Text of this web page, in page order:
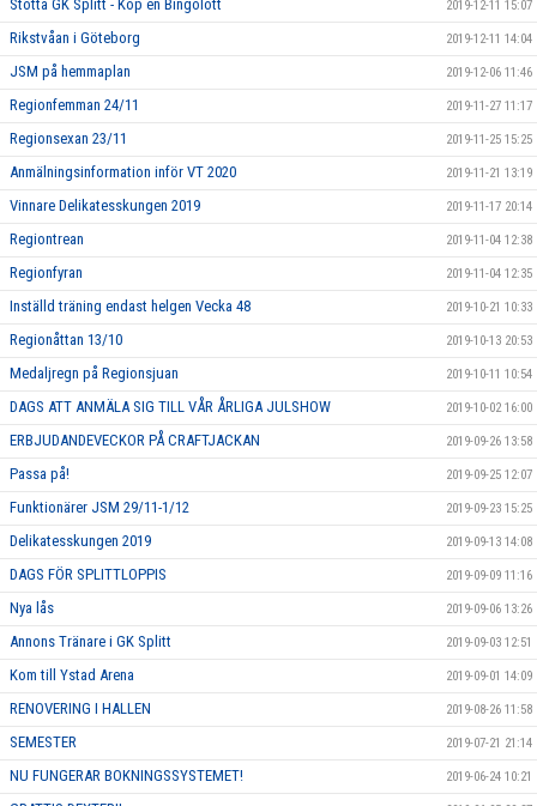
Stötta GK Splitt - Köp en Bingolott 2019-12-11 15:07
Rikstvåan i Göteborg 2019-12-11 14:04
JSM på hemmaplan 2019-12-06 11:46
Regionfemman 24/11 2019-11-27 11:17
Regionsexan 23/11 2019-11-25 15:25
Anmälningsinformation inför VT 2020 2019-11-21 13:19
Vinnare Delikatesskungen 2019 2019-11-17 20:14
Regiontrean 2019-11-04 12:38
Regionfyran 2019-11-04 12:35
Inställd träning endast helgen Vecka 48 2019-10-21 10:33
Regionåttan 13/10 2019-10-13 20:53
Medaljregn på Regionsjuan 2019-10-11 10:54
DAGS ATT ANMÄLA SIG TILL VÅR ÅRLIGA JULSHOW 2019-10-02 16:00
ERBJUDANDEVECKOR PÅ CRAFTJACKAN 2019-09-26 13:58
Passa på! 2019-09-25 12:07
Funktionärer JSM 29/11-1/12 2019-09-23 15:25
Delikatesskungen 2019 2019-09-13 14:08
DAGS FÖR SPLITTLOPPIS 2019-09-09 11:16
Nya lås 2019-09-06 13:26
Annons Tränare i GK Splitt 2019-09-03 12:51
Kom till Ystad Arena 2019-09-01 14:09
RENOVERING I HALLEN 2019-08-26 11:58
SEMESTER 2019-07-21 21:14
NU FUNGERAR BOKNINGSSYSTEMET! 2019-06-24 10:21